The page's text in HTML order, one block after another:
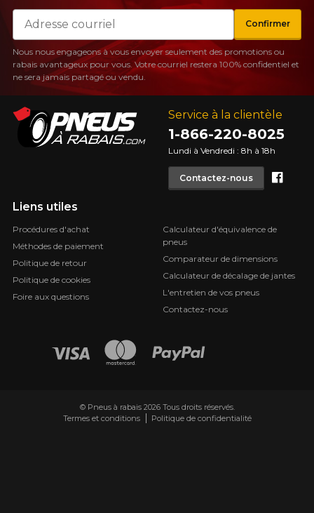
Service à la clientèle
1-866-220-8025
Lundi à Vendredi : 8h à 18h
Contactez-nous
Liens utiles
Procédures d'achat
Méthodes de paiement
Politique de retour
Politique de cookies
Foire aux questions
Calculateur d'équivalence de
pneus
Comparateur de dimensions
Calculateur de décalage de jantes
L'entretien de vos pneus
Contactez-nous
Courriel
Confirmer
Nous nous engageons à vous envoyer seulement des promotions ou
rabais avantageux pour vous. Votre courriel restera 100% confidentiel et
ne sera jamais partagé ou vendu.
© Pneus à rabais 2026 Tous droits réservés.
Termes et conditions
Politique de confidentialité